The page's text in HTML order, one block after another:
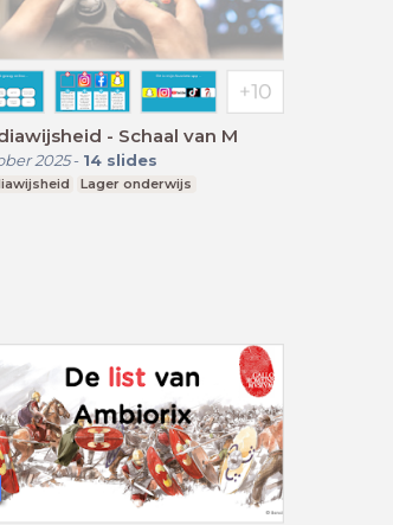
- Schaal van M
2025- 14 slides
Lager onderwijs